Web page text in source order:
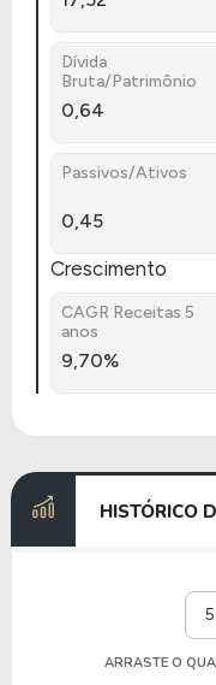
Dívida
Bruta/Patrimônio
0,64
Passivos/Ativos
0,45
Crescimento
CAGR Receitas 5
anos
9,70%
HISTÓRICO
ARRASTE O